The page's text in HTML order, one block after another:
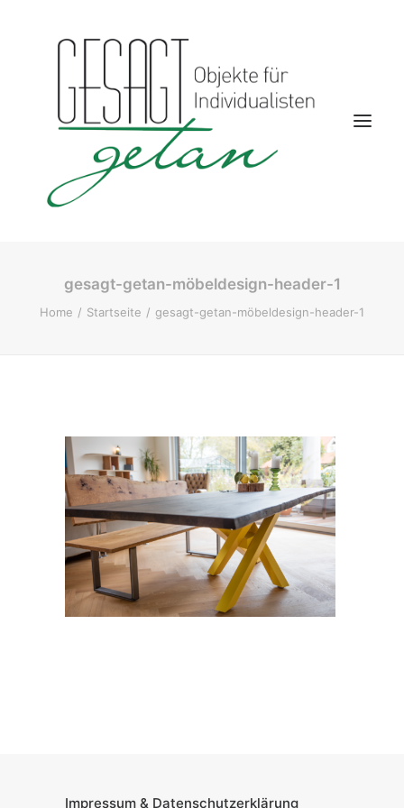
Startseite
Aktuelles
Werkstatt
Showroom
Weg zum Produkt
SHOP KLEINSERIEN JOYNITURE
3D Visualisierungen
Search
gesagt-getan-möbeldesign-header-1
Home Startseite gesagt-getan-möbeldesign-header-1
Impressum & Datenschutzerklärung